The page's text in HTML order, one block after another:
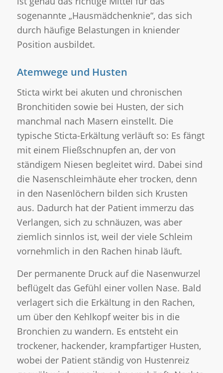
sogenannte „Hausmädchenknie“, das sich
durch häufige Belastungen in kniender
Position ausbildet.
Atemwege und Husten
Sticta wirkt bei akuten und chronischen
Bronchitiden sowie bei Husten, der sich
manchmal nach Masern einstellt. Die
typische Sticta-Erkältung verläuft so: Es fängt
mit einem Fließschnupfen an, der von
ständigem Niesen begleitet wird. Dabei sind
die Nasenschleimhäute eher trocken, denn
in den Nasenlöchern bilden sich Krusten
aus. Dadurch hat der Patient immerzu das
Verlangen, sich zu schnäuzen, was aber
ziemlich sinnlos ist, weil der viele Schleim
vornehmlich in den Rachen hinab läuft.
Der permanente Druck auf die Nasenwurzel
beflügelt das Gefühl einer vollen Nase. Bald
verlagert sich die Erkältung in den Rachen,
um über den Kehlkopf weiter bis in die
Bronchien zu wandern. Es entsteht ein
trockener, hackender, krampfartiger Husten,
wobei der Patient ständig von Hustenreiz